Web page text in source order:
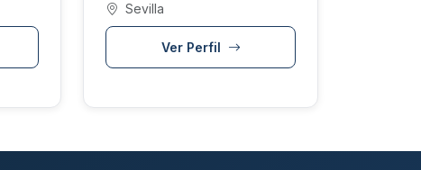
Sevilla
Ver Perfil